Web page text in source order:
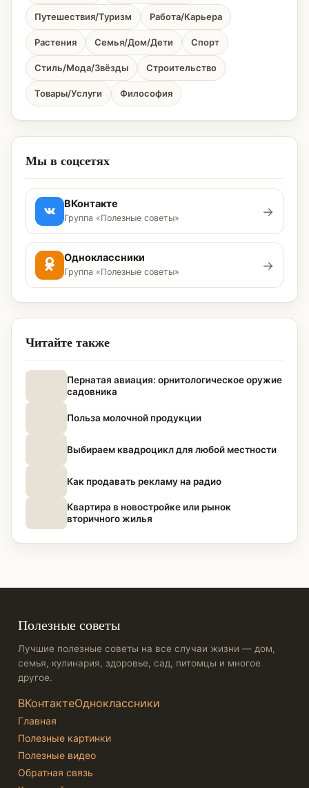
Путешествия/Туризм Работа/Карьера
Растения Семья/Дом/Дети Спорт
Стиль/Мода/Звёзды Строительство
Товары/Услуги Философия
Мы в соцсетях
ВКонтакте
Группа «Полезные советы» →
Одноклассники
Группа «Полезные советы» →
Читайте также
Пернатая авиация: орнитологическое оружие
садовника
Польза молочной продукции
Выбираем квадроцикл для любой местности
Как продавать рекламу на радио
Квартира в новостройке или рынок
вторичного жилья
Полезные советы
Лучшие полезные советы на все случаи жизни — дом,
семья, кулинария, здоровье, сад, питомцы и многое
другое.
ВКонтактеОдноклассники
Главная
Полезные картинки
Полезные видео
Обратная связь